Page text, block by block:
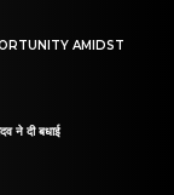
AMIDST
ने दी बधाई